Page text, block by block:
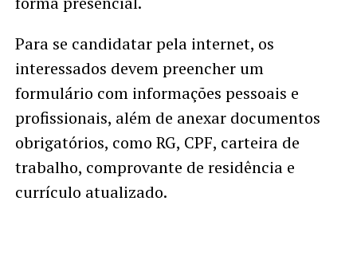
Para se candidatar pela internet, os
interessados devem preencher um
formulário com informações pessoais e
profissionais, além de anexar documentos
obrigatórios, como RG, CPF, carteira de
trabalho, comprovante de residência e
currículo atualizado.